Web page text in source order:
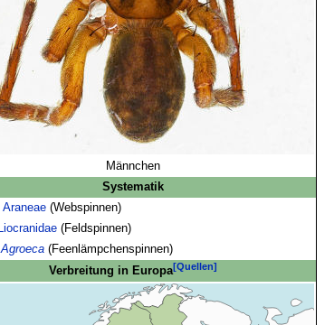
Männchen
Systematik
Araneae(Webspinnen)
Liocranidae(Feldspinnen)
Agroeca(Feenlämpchenspinnen)
Verbreitung in Europa[Quellen]